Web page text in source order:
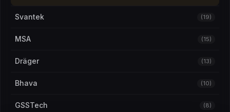
Svantek (19)
MSA (15)
Dräger (13)
Bhava (10)
GSSTech (8)